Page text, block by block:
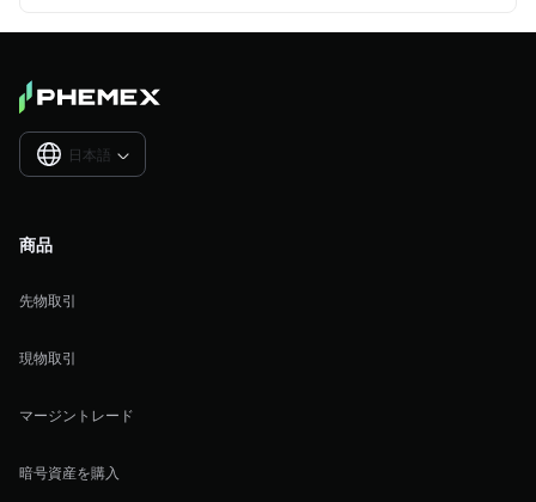
日本語 
商品
先物取引
現物取引
マージントレード
暗号資産を購入